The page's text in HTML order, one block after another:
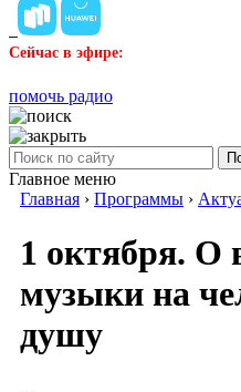
Сейчас в эфире:
помочь радио
Главное меню
Главная › Программы ›
1 октября. О
музыки на
душу